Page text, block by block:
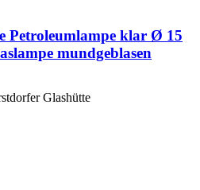
Petroleumlampe klar Ø 15
mundgeblasen
Glashütte